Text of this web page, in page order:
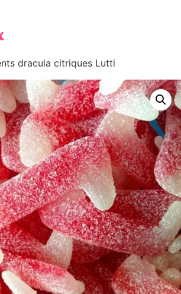
dracula citriques Lutti